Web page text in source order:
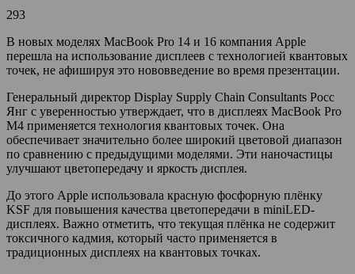
293
В новых моделях MacBook Pro 14 и 16 компания Apple
перешла на использование дисплеев с технологией квантовых
точек, не афишируя это нововведение во время презентации.
Генеральный директор Display Supply Chain Consultants Росс
Янг с уверенностью утверждает, что в дисплеях MacBook Pro
M4 применяется технология квантовых точек. Она
обеспечивает значительно более широкий цветовой диапазон
по сравнению с предыдущими моделями. Эти наночастицы
улучшают цветопередачу и яркость дисплея.
До этого Apple использовала красную фосфорную плёнку
KSF для повышения качества цветопередачи в miniLED-
дисплеях. Важно отметить, что текущая плёнка не содержит
токсичного кадмия, который часто применяется в
традиционных дисплеях на квантовых точках.